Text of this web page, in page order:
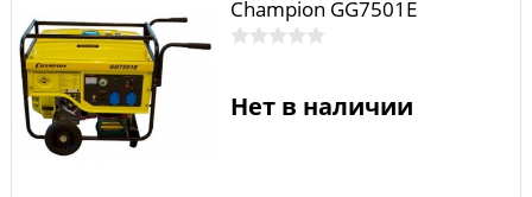
Champion GG7501E
Нет в наличии